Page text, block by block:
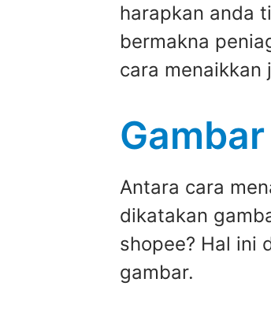
harapkan anda
bermakna
cara menaikkan
Antara cara
dikatakan
shopee? Hal ini
gambar.